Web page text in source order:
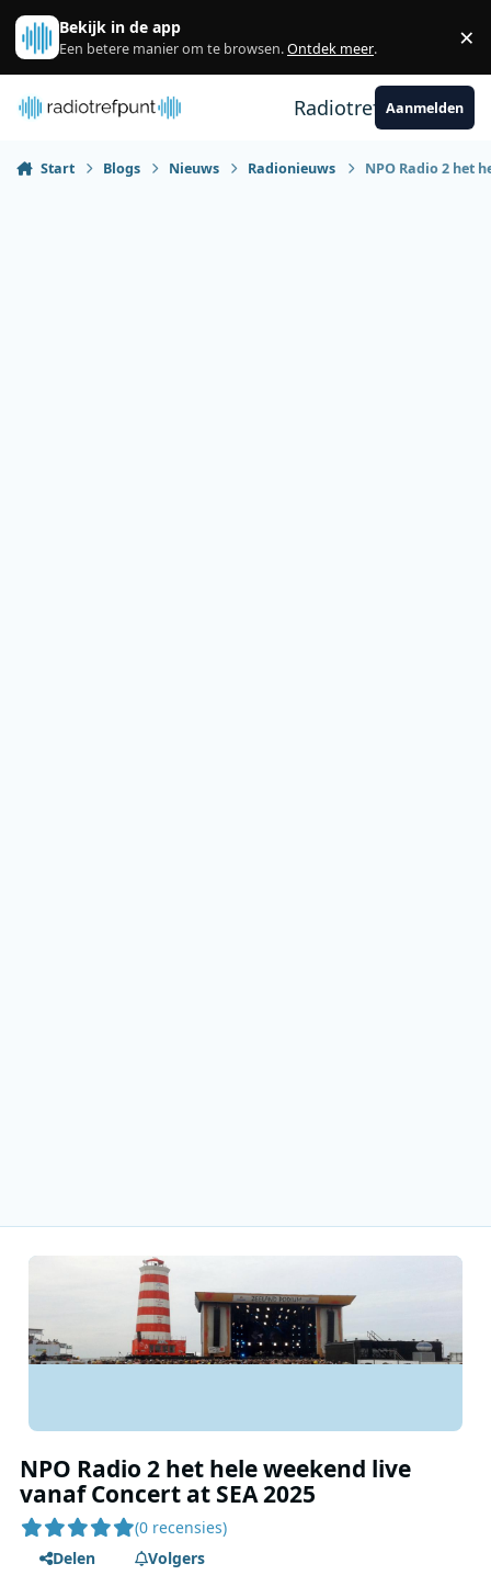
Spring naar bijdragen
Bekijk in de app
Een betere manier om te browsen.Ontdek meer. ×
RadiotrefpuntAanmelden
Start Blogs Nieuws Radionieuws NPO Radio 2 het
NPO Radio 2 het hele weekend live
vanaf Concert at SEA 2025
(0 recensies)
Delen
Volgers